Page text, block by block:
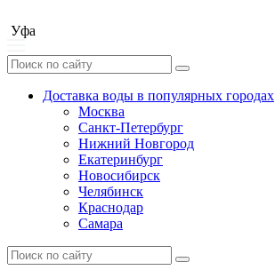
Уфа
Доставка воды в популярных городах
Москва
Санкт-Петербург
Нижний Новгород
Екатеринбург
Новосибирск
Челябинск
Краснодар
Самара